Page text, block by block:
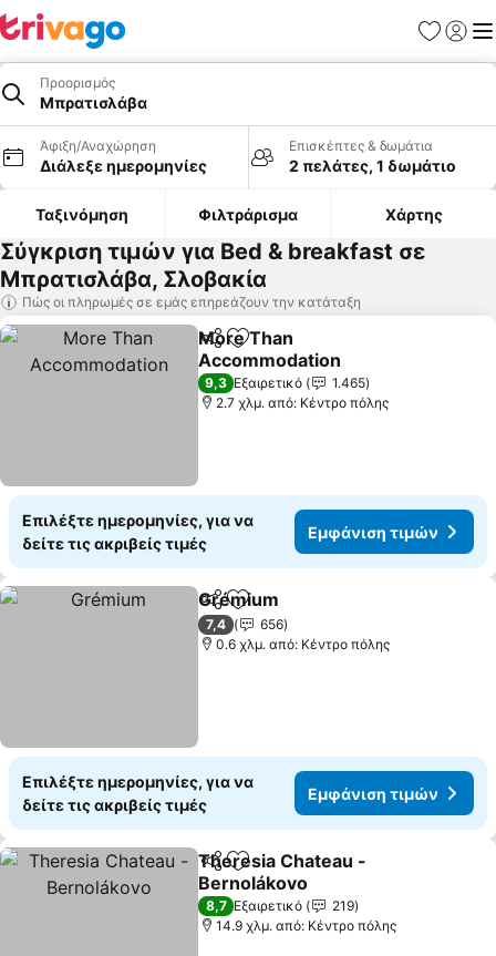
Προορισμός
Μπρατισλάβα
Άφιξη/Αναχώρηση
Διάλεξε ημερομηνίες
Επισκέπτες & δωμάτια
2 πελάτες, 1 δωμάτιο
Ταξινόμηση Φιλτράρισμα Χάρτης
Σύγκριση τιμών για Bed & breakfast σε
Μπρατισλάβα, Σλοβακία
Πώς οι πληρωμές σε εμάς επηρεάζουν την κατάταξη
Κοινοποίηση
Προσθήκη στα αγαπημένα
More Than
Accommodation
Εμφάνιση τιμών
9,3 Εξαιρετικό
1.465
2.7 χλμ. από: Κέντρο πόλης
Επιλέξτε ημερομηνίες, για να
δείτε τις ακριβείς τιμές
Εμφάνιση τιμών
Κοινοποίηση
Προσθήκη στα αγαπημένα
Grémium
7,4
656
0.6 χλμ. από: Κέντρο πόλης
Επιλέξτε ημερομηνίες, για να
δείτε τις ακριβείς τιμές
Εμφάνιση τιμών
Κοινοποίηση
Προσθήκη στα αγαπημένα
Theresia Chateau -
Bernolákovo
Εμφάνιση τιμών
8,7 Εξαιρετικό
219
14.9 χλμ. από: Κέντρο πόλης